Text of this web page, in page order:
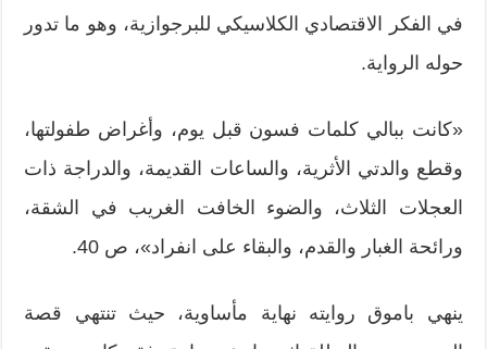
في الفكر الاقتصادي الكلاسيكي للبرجوازية، وهو ما تدور
حوله الرواية.
«كانت ببالي كلمات فسون قبل يوم، وأغراض طفولتها،
وقطع والدتي الأثرية، والساعات القديمة، والدراجة ذات
العجلات الثلاث، والضوء الخافت الغريب في الشقة،
ورائحة الغبار والقدم، والبقاء على انفراد»، ص 40.
ينهي باموق روايته نهاية مأساوية، حيث تنتهي قصة